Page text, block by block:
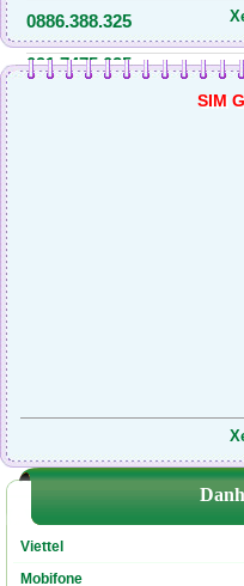
0964.351.393
0346.530.589
0886.388.325
091.7475.025
094200.3.6.98
SIM
Viettel
Mobifone